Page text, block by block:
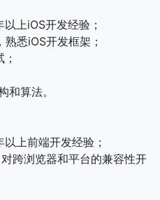
上iOS开发经验；
悉iOS开发框架；
和算法。
上前端开发经验；
跨浏览器和平台的兼容性开